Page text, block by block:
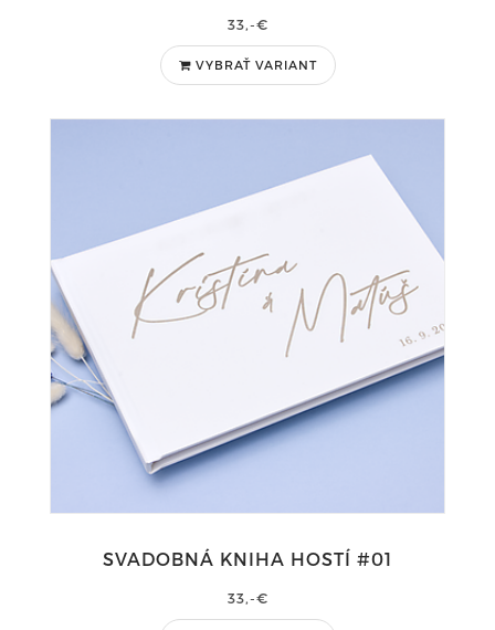
33,-€
VYBRAŤ VARIANT
SVADOBNÁ KNIHA HOSTÍ #01
33,-€